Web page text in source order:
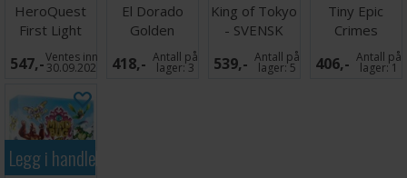
HeroQuest
First Light
Brettspill
547,-Ventes inn
30.09.2026
El Dorado
Golden
Temples
Brettspill
418,- Antall på
lager:3
King of Tokyo
- SVENSK
539,- Antall på
lager:5
Tiny Epic
Crimes
Brettspill
406,- Antall på
lager:1
Legg i handlekurven